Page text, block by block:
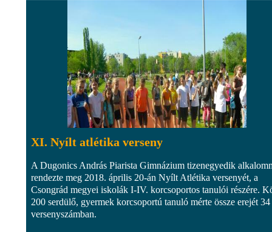
XI. Nyílt atlétika verseny
A Dugonics András Piarista Gimnázium tizenegyedik
rendezte meg 2018. április 20-án Nyílt Atlétika versenyét, a
Csongrád megyei iskolák I-IV. korcsoportos tanulói részére.
200 serdülő, gyermek korcsoportú tanuló mérte össze erejét 34
versenyszámban.